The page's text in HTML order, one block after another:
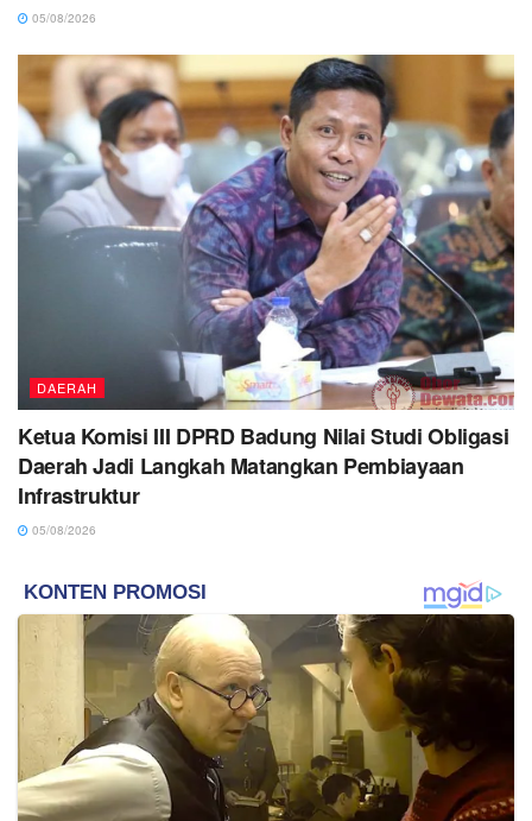
05/08/2026
DAERAH
Ketua Komisi III DPRD Badung Nilai Studi Obligasi
Daerah Jadi Langkah Matangkan Pembiayaan
Infrastruktur
05/08/2026